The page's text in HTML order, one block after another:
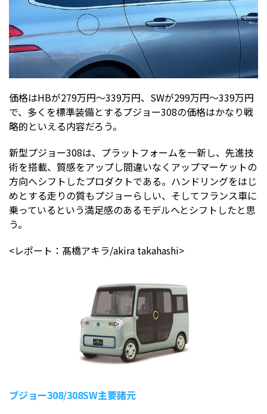
価格はHBが279万円～339万円、SWが299万円～339万円
で、多くを標準装備とするプジョー308の価格はかなり戦
略的といえる内容だろう。
新型プジョー308は、プラットフォームを一新し、先進技
術を搭載、質感をアップし間違いなくアップマーケットの
方向へシフトしたプロダクトである。ハンドリングをはじ
めとする走りの質もプジョーらしい、そしてフランス車に
乗っているという満足感のあるモデルへとシフトしたと思
う。
<レポート：髙橋アキラ/akira takahashi>
プジョー308/308SW主要諸元